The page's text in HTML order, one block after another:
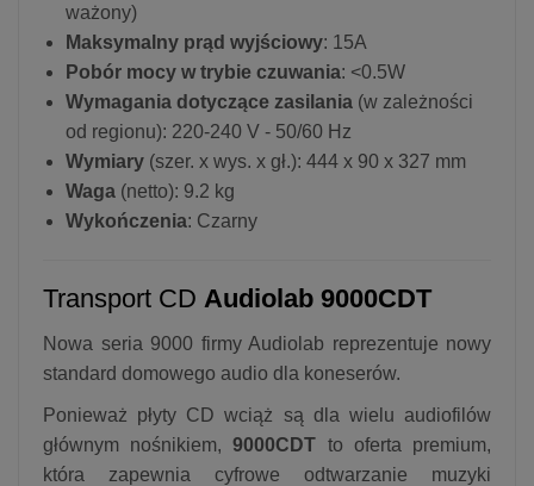
ważony)
Maksymalny prąd wyjściowy: 15A
Pobór mocy w trybie czuwania: <0.5W
Wymagania dotyczące zasilania (w zależności
od regionu): 220-240 V - 50/60 Hz
Wymiary (szer. x wys. x gł.): 444 x 90 x 327 mm
Waga (netto): 9.2 kg
Wykończenia: Czarny
Transport CD Audiolab 9000CDT
Nowa seria 9000 firmy Audiolab reprezentuje nowy
standard domowego audio dla koneserów.
Ponieważ płyty CD wciąż są dla wielu audiofilów
głównym nośnikiem,9000CDT to oferta premium,
która zapewnia cyfrowe odtwarzanie muzyki